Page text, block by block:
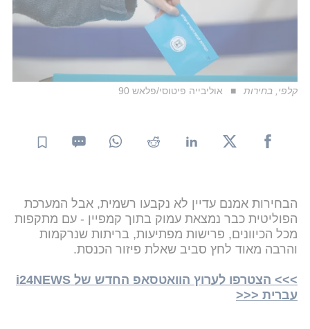
קלפי, בחירות אוליבייה פיטוסי/פלאש 90
הבחירות אמנם עדיין לא נקבעו רשמית, אבל המערכת
הפוליטית כבר נמצאת עמוק בתוך קמפיין - עם מתקפות
מכל הכיוונים, פרישות מפתיעות, בריתות שנרקמות
והרבה מאוד לחץ סביב שאלת פיזור הכנסת.
>>> הצטרפו לערוץ הוואטסאפ החדש של i24NEWS
עברית <<<